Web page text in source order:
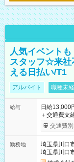
人気イベント
スタッフ☆来社
える日払い/T1
アルバイト 職種未
給与
日給13,000
＋交通費支給 ★交通費全額支給！ ┗案件により規定あり
いOK！（
ンビニATMか
交通費
勤務地
埼玉県川口
埼玉県川口